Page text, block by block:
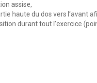
assise,
haute du dos vers l’avant
durant tout l’exercice